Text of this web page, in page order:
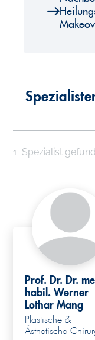
1 Spezialist
Prof. Dr. Dr.
habil. Werner
Lothar Mang
Plastische &
Ästhetische